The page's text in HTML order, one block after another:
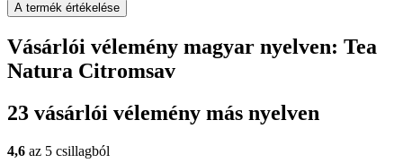
A termék értékelése
Vásárlói vélemény magyar nyelven: Tea
Natura Citromsav
23 vásárlói vélemény más nyelven
4,6 az 5 csillagból